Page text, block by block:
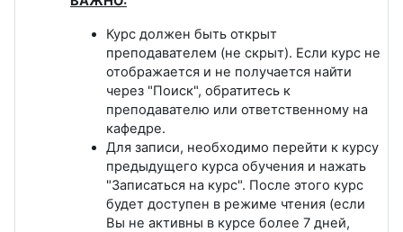
Курс должен быть открыт
преподавателем (не скрыт). Если курс не
отображается и не получается найти
через "Поиск", обратитесь к
преподавателю или ответственному на
кафедре.
Для записи, необходимо перейти к курсу
предыдущего курса обучения и нажать
"Записаться на курс". После этого курс
будет доступен в режиме чтения (если
Вы не активны в курсе более 7 дней,